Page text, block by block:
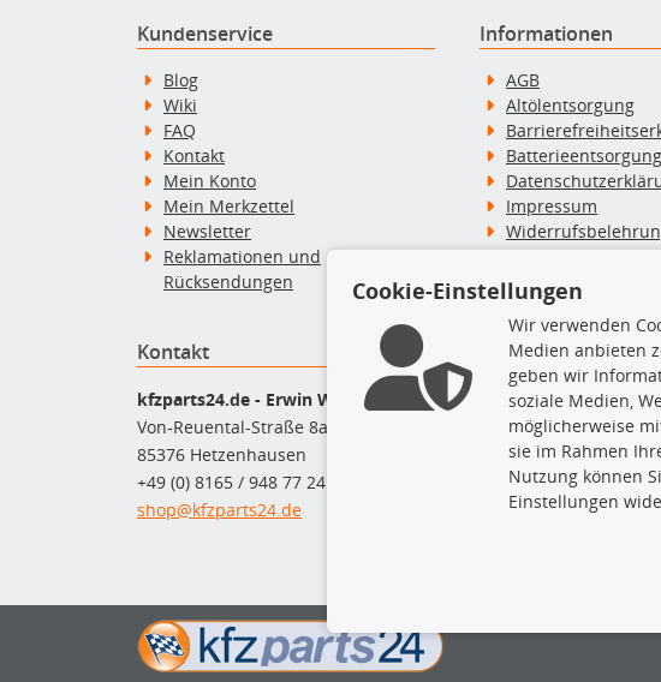
Kundenservice
Blog
Wiki
FAQ
Kontakt
Mein Konto
Mein Merkzettel
Newsletter
Reklamationen und
Rücksendungen
Informationen
AGB
Altölentsorgung
Batterieentsorgung
Impressum
Widerruf des
Zahlung & Versand
Kontakt
kfzparts24.de - Erwin Weber GmbH
Von-Reuental-Straße 8a
85376 Hetzenhausen
+49 (0) 8165 / 948 77 24
shop@kfzparts24.de
Top Produkte
Dachboxen
Dachgrundträger
Ersatzteile
Fahrradträger
Motoröle
Cookie-Einstellungen
Wir verwenden
Medien anbieten
geben wir
soziale Medien,
möglicherweise
sie im Rahmen
Nutzung können
Einstellungen